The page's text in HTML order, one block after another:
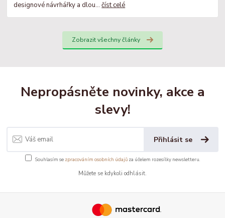
designové návrhářky a dlou...číst celé
Zobrazit všechny články
Nepropásněte novinky, akce a
slevy!
Přihlásit se
Souhlasím se zpracováním osobních údajůza účelem rozesílky newsletteru.
Můžete se kdykoli odhlásit.